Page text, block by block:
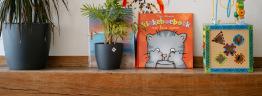
Voor cliënten
Werken bij
Contact